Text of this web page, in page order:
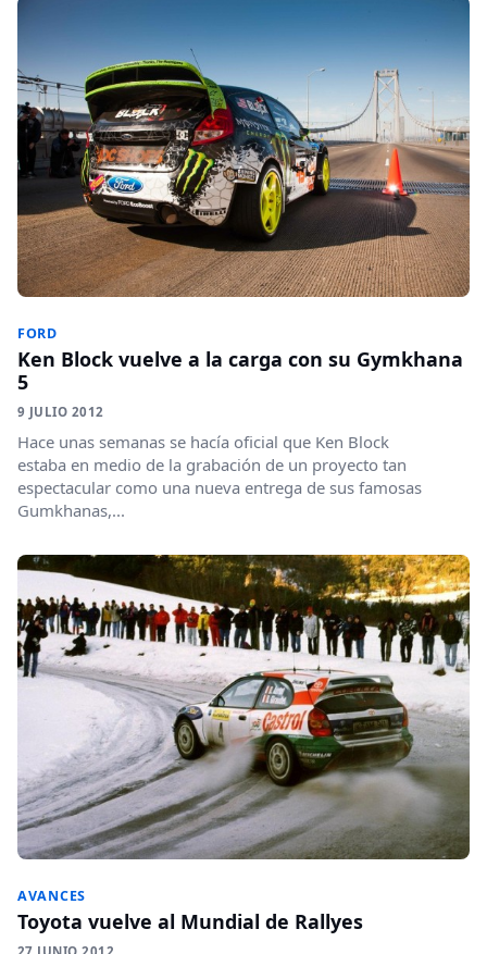
FORD
Ken Block vuelve a la carga con su Gymkhana
5
9 JULIO 2012
Hace unas semanas se hacía oficial que Ken Block
estaba en medio de la grabación de un proyecto tan
espectacular como una nueva entrega de sus famosas
Gumkhanas,...
AVANCES
Toyota vuelve al Mundial de Rallyes